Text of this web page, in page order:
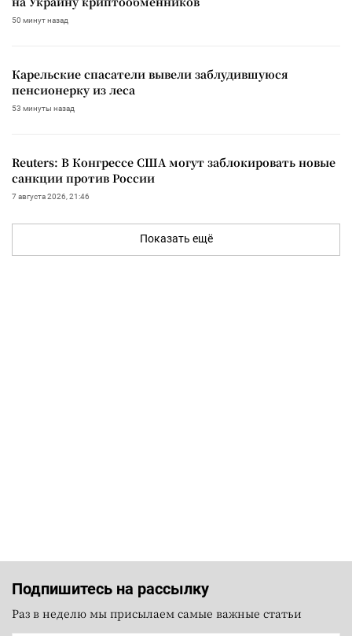
50 минут назад
Карельские спасатели вывели заблудившуюся
пенсионерку из леса
53 минуты назад
Reuters: В Конгрессе США могут заблокировать новые
санкции против России
7 августа 2026, 21:46
Показать ещё
Подпишитесь на рассылку
Раз в неделю мы присылаем самые важные статьи